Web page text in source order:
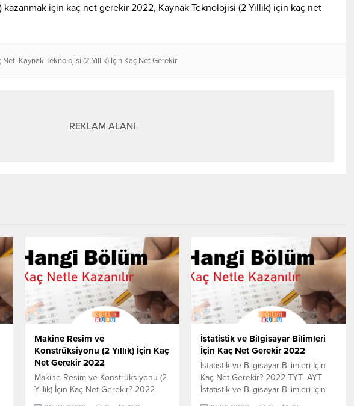
kazanmak için kaç net gerekir 2022, Kaynak Teknolojisi (2 Yıllık) için kaç net
Net, Kaynak Teknolojisi (2 Yıllık) İçin Kaç Net Gerekir
REKLAM ALANI
Makine Resim ve
Konstrüksiyonu (2 Yıllık) İçin Kaç
Net Gerekir 2022
Makine Resim ve Konstrüksiyonu (2
Yıllık) İçin Kaç Net Gerekir? 2022
TYT–AYT Makine Resim ve
İstatistik ve Bilgisayar Bilimleri
İçin Kaç Net Gerekir 2022
İstatistik ve Bilgisayar Bilimleri İçin
Kaç Net Gerekir? 2022 TYT–AYT
İstatistik ve Bilgisayar Bilimleri için
kaç net yapmam gerekir sorusunun